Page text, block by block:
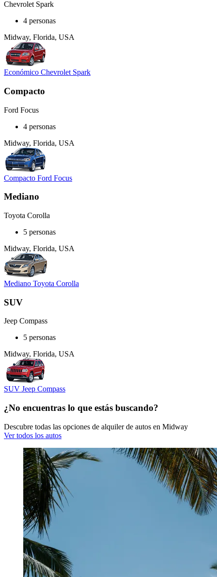
Chevrolet Spark
4 personas
Midway, Florida, USA
Económico Chevrolet Spark
Compacto
Ford Focus
4 personas
Midway, Florida, USA
Compacto Ford Focus
Mediano
Toyota Corolla
5 personas
Midway, Florida, USA
Mediano Toyota Corolla
SUV
Jeep Compass
5 personas
Midway, Florida, USA
SUV Jeep Compass
¿No encuentras lo que estás buscando?
Descubre todas las opciones de alquiler de autos en Midway
Ver todos los autos